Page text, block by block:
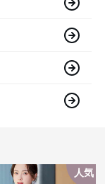
人気